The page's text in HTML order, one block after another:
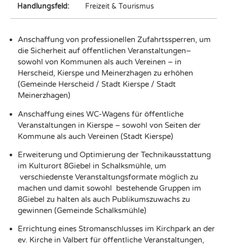
Handlungsfeld: Freizeit & Tourismus
Anschaffung von professionellen Zufahrtssperren, um
die Sicherheit auf öffentlichen Veranstaltungen–
sowohl von Kommunen als auch Vereinen – in
Herscheid, Kierspe und Meinerzhagen zu erhöhen
(Gemeinde Herscheid / Stadt Kierspe / Stadt
Meinerzhagen)
Anschaffung eines WC-Wagens für öffentliche
Veranstaltungen in Kierspe – sowohl von Seiten der
Kommune als auch Vereinen (Stadt Kierspe)
Erweiterung und Optimierung der Technikausstattung
im Kulturort 8Giebel in Schalksmühle, um
verschiedenste Veranstaltungsformate möglich zu
machen und damit sowohl bestehende Gruppen im
8Giebel zu halten als auch Publikumszuwachs zu
gewinnen (Gemeinde Schalksmühle)
Errichtung eines Stromanschlusses im Kirchpark an der
ev. Kirche in Valbert für öffentliche Veranstaltungen,